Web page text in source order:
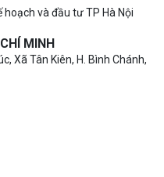
và đầu tư TP Hà Nội
MINH
Xã Tân Kiên, H. Bình Chánh,